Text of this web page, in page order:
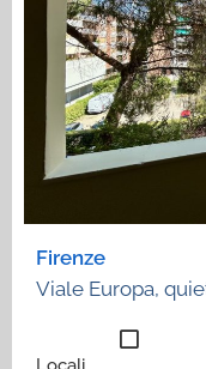
Firenze
Viale Europa,